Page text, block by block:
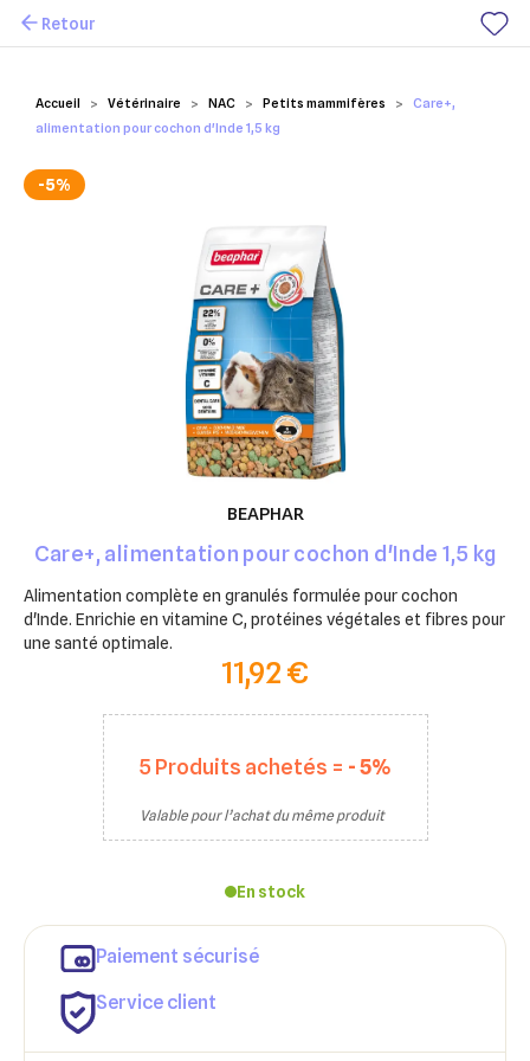
Mes favoris
Accueil Vétérinaire NAC Petits mammifères
Care+,
alimentation pour cochon d'Inde 1,5 kg
Retour
BEAPHAR
Care+, alimentation pour cochon d'Inde 1,5 kg
Alimentation complète en granulés formulée pour cochon
d'Inde. Enrichie en vitamine C, protéines végétales et fibres pour
une santé optimale.
11,92 €
5 Produits achetés = - 5%
Valable pour l’achat du même produit
En stock
Paiement sécurisé
Service client
-5%